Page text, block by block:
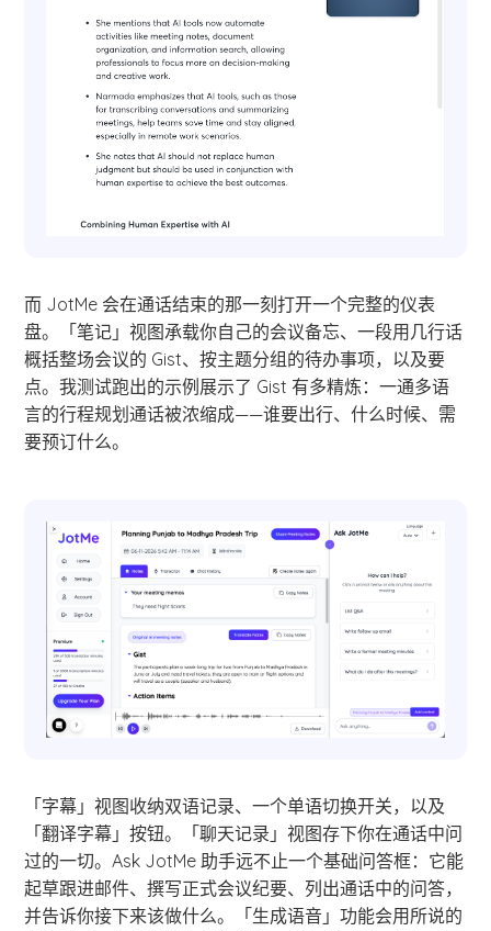
而 JotMe 会在通话结束的那一刻打开一个完整的仪表
盘。「笔记」视图承载你自己的会议备忘、一段用几行话
概括整场会议的 Gist、按主题分组的待办事项，以及要
点。我测试跑出的示例展示了 Gist 有多精炼：一通多语
言的行程规划通话被浓缩成——谁要出行、什么时候、需
要预订什么。
「字幕」视图收纳双语记录、一个单语切换开关，以及
「翻译字幕」按钮。「聊天记录」视图存下你在通话中问
过的一切。Ask JotMe 助手远不止一个基础问答框：它能
起草跟进邮件、撰写正式会议纪要、列出通话中的问答，
并告诉你接下来该做什么。「生成语音」功能会用所说的